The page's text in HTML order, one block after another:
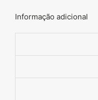
Informação adicional